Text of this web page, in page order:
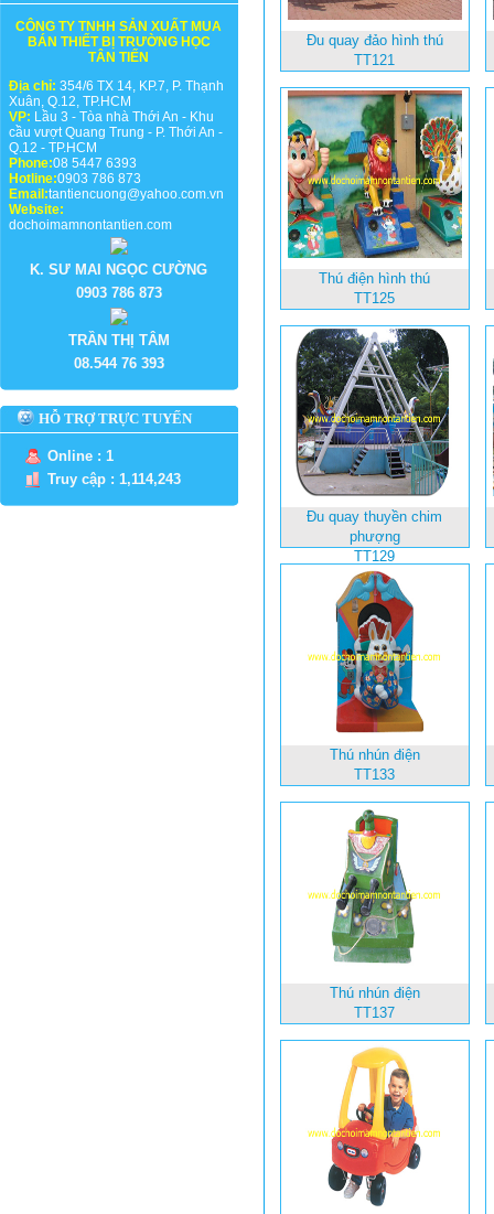
CÔNG TY TNHH SẢN XUẤT MUA
BÁN THIẾT BỊ TRƯỜNG HỌC
TÂN TIẾN
Địa chỉ: 354/6 TX 14, KP.7, P. Thạnh
Xuân, Q.12, TP.HCM
VP: Lầu 3 - Tòa nhà Thới An - Khu
cầu vượt Quang Trung - P. Thới An -
Q.12 - TP.HCM
Phone:08 5447 6393
Hotline:0903 786 873
Email:tantiencuong@yahoo.com.vn
Website:
dochoimamnontantien.com
K. SƯ MAI NGỌC CƯỜNG
0903 786 873
TRẦN THỊ TÂM
08.544 76 393
HỖ TRỢ TRỰC TUYẾN
Online : 1
Truy cập : 1,114,243
Đu quay đảo hình thú
TT121
Thú điện hình thú
TT125
Đu quay thuyền chim
phượng
TT129
Thú nhún điện
TT133
Thú nhún điện
TT137